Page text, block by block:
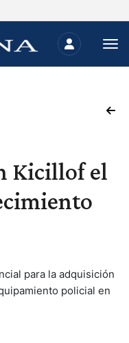
Kicillof el
para la adquisición
policial en